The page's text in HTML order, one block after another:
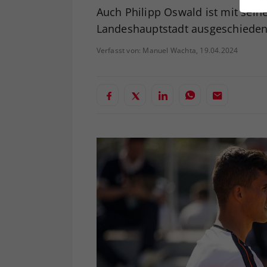
Auch Philipp Oswald ist mit
Landeshauptstadt
Verfasst von: Manuel Wachta, 19.04.2024